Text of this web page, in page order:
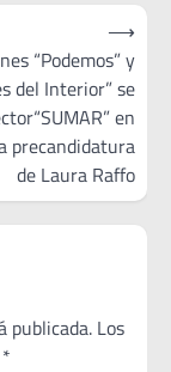
“Podemos” y
del Interior” se
en
precandidatura
de Laura Raffo
⟶
publicada. Los
*